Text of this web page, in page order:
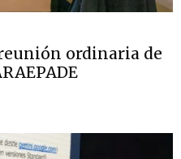
ordinaria de